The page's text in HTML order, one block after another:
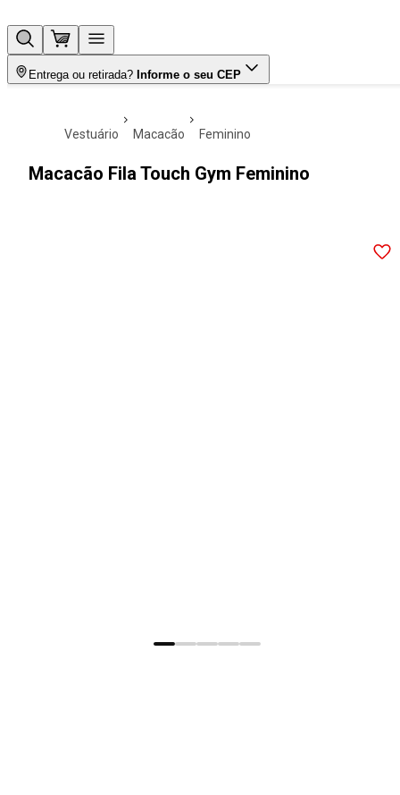
Entrega ou retirada? Informe o seu CEP
vestuário macacão feminino
Macacão Fila Touch Gym Feminino